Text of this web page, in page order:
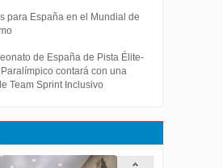
para España en el Mundial de
de España de Pista Élite-
contará con una
Team Sprint Inclusivo